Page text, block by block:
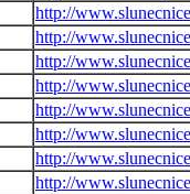
http://
http://
http://
http://
http://
http://
http://
http://